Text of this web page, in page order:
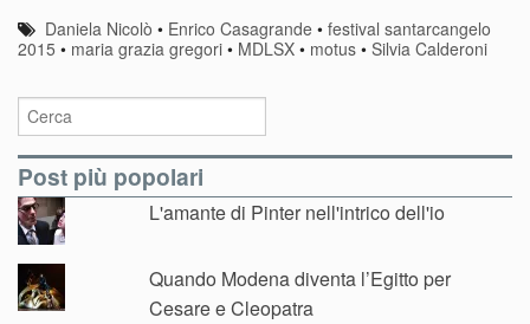
Daniela Nicolò • Enrico Casagrande •festival santarcangelo
2015 • maria grazia gregori • MDLSX • motus • Silvia Calderoni
Post più popolari
L'amante di Pinter nell'intrico dell'io
Quando Modena diventa l’Egitto per
Cesare e Cleopatra